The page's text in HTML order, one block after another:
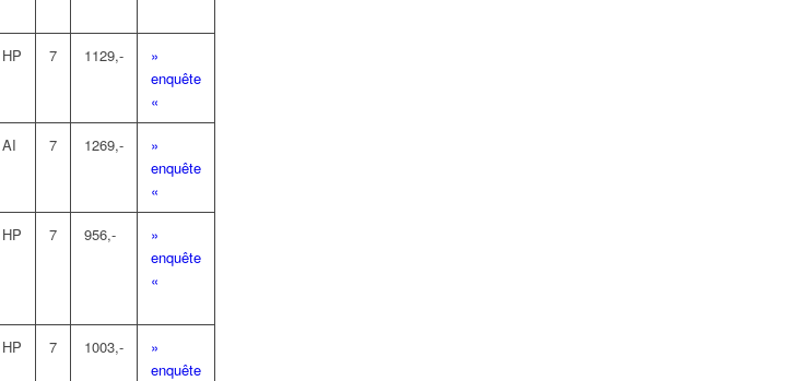
HP 7 1129,-
»
enquête
«
AI 7 1269,-
»
enquête
«
HP 7 956,-
»
enquête
«
HP 7 1003,-
»
enquête